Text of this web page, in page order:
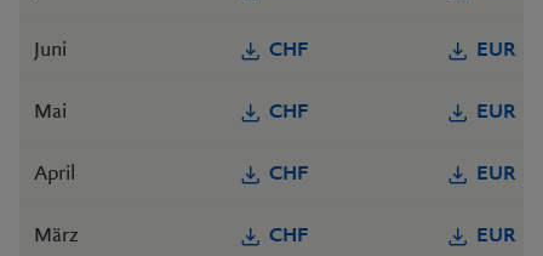
Juni CHF EUR
Mai CHF EUR
April CHF EUR
März CHF EUR